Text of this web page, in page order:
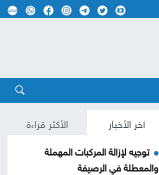
آخر الأخبار الأكثر قراءة
توجيه لإزالة المركبات المهملة
والمعطلة في الرصيفة